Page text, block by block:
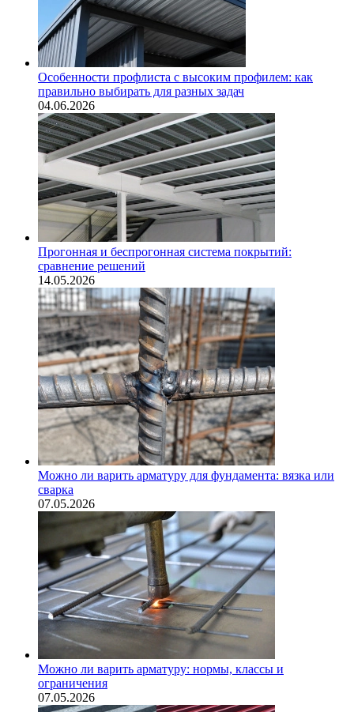
Особенности профлиста с высоким профилем: как
правильно выбирать для разных задач
04.06.2026
Прогонная и беспрогонная система покрытий:
сравнение решений
14.05.2026
Можно ли варить арматуру для фундамента: вязка или
сварка
07.05.2026
Можно ли варить арматуру: нормы, классы и
ограничения
07.05.2026